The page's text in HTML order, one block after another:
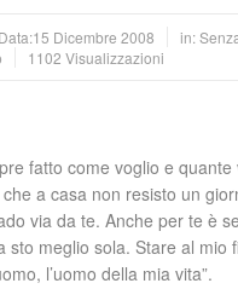
Data:15 Dicembre 2008
in:
1102 Visualizzazioni
fatto come voglio e quante
a casa non resisto un
via da te. Anche per te è
sto meglio sola. Stare al mio
l’uomo della mia vita”.